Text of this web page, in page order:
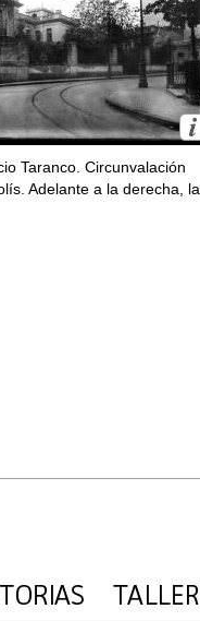
Taranco. Circunvalación
Adelante a la derecha, la